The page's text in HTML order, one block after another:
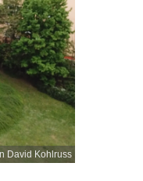
David Kohlruss